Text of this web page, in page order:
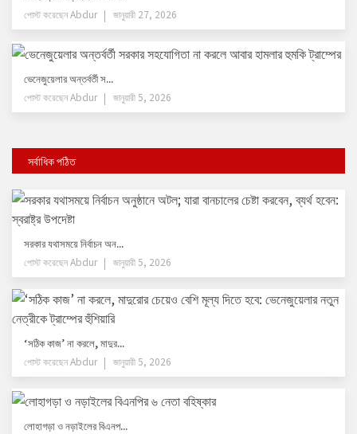
পোস্ট করেছেনAbdur জানুয়ারী 27, 2026
ভেনেজুয়েলার অন্তর্বর্তী স...
পোস্ট করেছেনAbdur জানুয়ারী 5, 2026
সর্বাধিক পঠিত
সরকার যথাসময়ে নির্বাচন অন...
পোস্ট করেছেনAbdur জানুয়ারী 5, 2026
‘সঠিক কাজ’ না করলে, মাদুর...
পোস্ট করেছেনAbdur জানুয়ারী 5, 2026
লোহাগড়া ও নড়াইলের বিএনপ...